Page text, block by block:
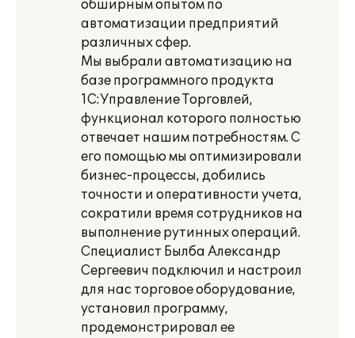
обширным опытом по
автоматизации предприятий
различных сфер.
Мы выбрали автоматизацию на
базе программного продукта
1С:Управление Торговлей,
функционал которого полностью
отвечает нашим потребностям. С
его помощью мы оптимизировали
бизнес-процессы, добились
точности и оперативности учета,
сократили время сотрудников на
выполнение рутинных операций.
Специалист Былба Александр
Сергеевич подключил и настроил
для нас торговое оборудование,
установил программу,
продемонстрировал ее